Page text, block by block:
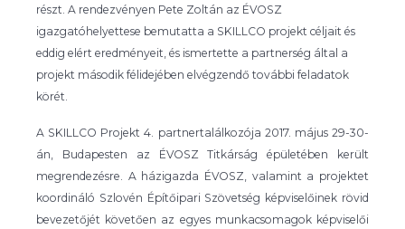
részt. A rendezvényen Pete Zoltán az ÉVOSZ
igazgatóhelyettese bemutatta a SKILLCO projekt céljait és
eddig elért eredményeit, és ismertette a partnerség által a
projekt második félidejében elvégzendő további feladatok
körét.
A SKILLCO Projekt 4. partnertalálkozója 2017. május 29-30-
án, Budapesten az ÉVOSZ Titkárság épületében került
megrendezésre. A házigazda ÉVOSZ, valamint a projektet
koordináló Szlovén Építőipari Szövetség képviselőinek rövid
bevezetőjét követően az egyes munkacsomagok képviselői